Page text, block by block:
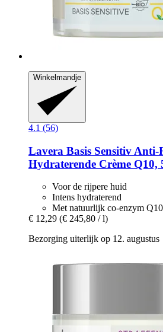
Winkelmandje
4.1 (56)
Lavera Basis Sensitiv Anti-​
Hydraterende Crème Q10,
Voor de rijpere huid
Intens hydraterend
Met natuurlijk co-enzym Q10
€ 12,29 (€ 245,80 / l)
Bezorging uiterlijk op 12. augustus